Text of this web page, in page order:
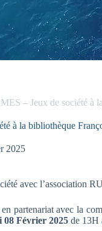
– Jeux de société à
à la bibliothèque
2025
avec l’association
partenariat avec la
08 Février 2025 de 13H